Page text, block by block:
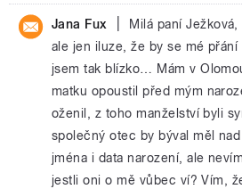
Jana Fux
Milá paní
ale jen iluze, že by se mé
jsem tak blízko… Mám v
matku opoustil před mým
oženil, z toho manželství byli
společný otec by býval měl
jména i data narození, ale
jestli oni o mě vůbec ví? Vím,